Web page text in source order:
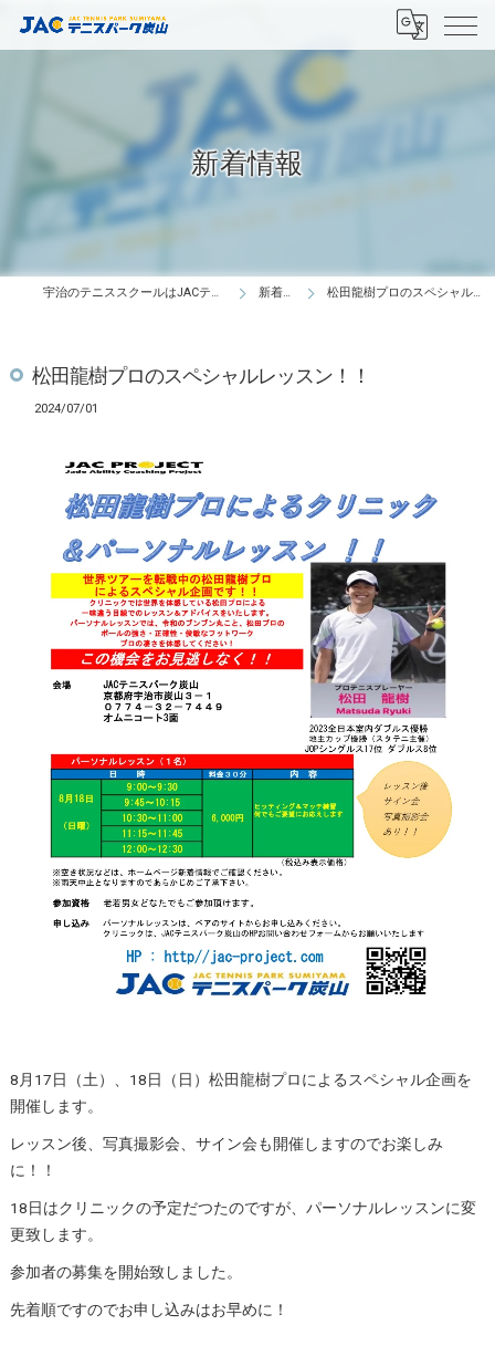
新着情報
宇治のテニススクールはJACテニスパーク炭山 新着情報 松田龍樹プロのスペシャルレッスン！！
松田龍樹プロのスペシャルレッスン！！
2024/07/01
8月17日（土）、18日（日）松田龍樹プロによるスペシャル企画を
開催します。
レッスン後、写真撮影会、サイン会も開催しますのでお楽しみ
に！！
18日はクリニックの予定だつたのですが、パーソナルレッスンに変
更致します。
参加者の募集を開始致しました。
先着順ですのでお申し込みはお早めに！